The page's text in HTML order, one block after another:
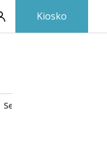
Seguro de hogar
Kiosko